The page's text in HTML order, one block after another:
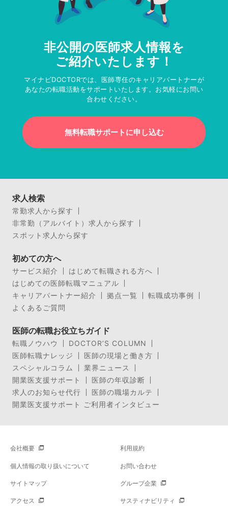
非公開の医師求人情報を
ご紹介いたします！
マイナビDOCTORでは、医師専任のキャリアパートナーが
あなたの転職活動をサポートいたします。お気軽にお問い
合わせください。
無料転職サポートに申し込む
求人検索
常勤求人から探す
非常勤（アルバイト）求人から探す
スポット求人から探す
初めての方へ
サービス紹介
はじめて転職される方へ
はじめての医師転職マニュアル
キャリアパートナー紹介
拠点一覧
転職成功事例
よくあるご質問
医師の転職お役立ちガイド
転職ノウハウ
DOCTOR’S COLUMN
医師転職ナレッジ
医師の現場と働き方
スペシャルコラム
業界ニュース
開業医支援サポート
医師の年収診断
求人のお知らせ代行
医師の職場カルテ
開業医支援サポート ご利用者インタビュー
会社概要 利用規約
個人情報の取り扱いについて お問い合わせ
サイトマップ グループ企業
アクセス サスティナビリティ